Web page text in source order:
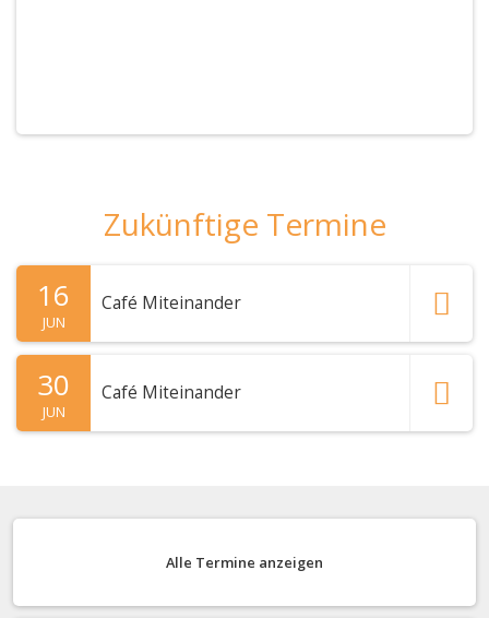
Zukünftige Termine
16
JUN
Café Miteinander
30
JUN
Café Miteinander
Alle Termine anzeigen